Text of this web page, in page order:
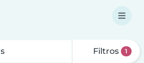
Filtros 1